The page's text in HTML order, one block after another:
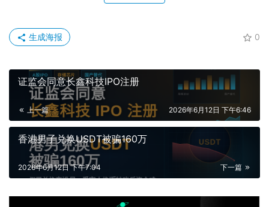
0
生成海报
证监会同意长鑫科技IPO注册
上一篇 2026年6月12日 下午6:46
香港男子兑换USDT被骗160万
下一篇
2026年6月12日 下午7:04